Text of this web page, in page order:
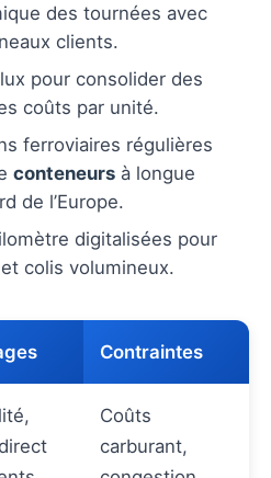
des tournées avec
clients.
pour consolider des
coûts par unité.
ferroviaires régulières
conteneurs à longue
de l’Europe.
digitalisées pour
colis volumineux.
Contraintes
Coûts
carburant,